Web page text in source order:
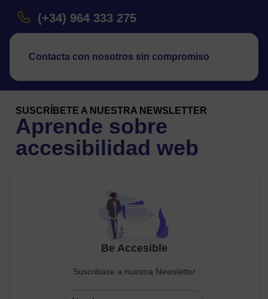
(+34) 964 333 275
Contacta con nosotros sin compromiso
SUSCRÍBETE A NUESTRA NEWSLETTER
Aprende sobre
accesibilidad web
Be Accesible
Suscribase a nuestra Newsletter